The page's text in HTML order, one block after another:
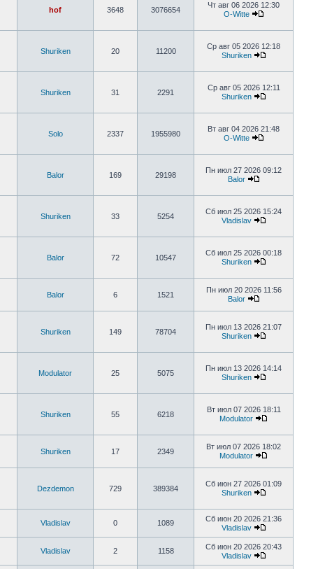
hof 3648 3076654
Чт авг 06 2026 12:30
O-Witte
Shuriken 20 11200
Ср авг 05 2026 12:18
Shuriken
Shuriken 31 2291
Ср авг 05 2026 12:11
Shuriken
Solo 2337 1955980
Вт авг 04 2026 21:48
O-Witte
Balor 169 29198
Пн июл 27 2026 09:12
Balor
Shuriken 33 5254
Сб июл 25 2026 15:24
Vladislav
Balor 72 10547
Сб июл 25 2026 00:18
Shuriken
Balor 6 1521
Пн июл 20 2026 11:56
Balor
Shuriken 149 78704
Пн июл 13 2026 21:07
Shuriken
Modulator 25 5075
Пн июл 13 2026 14:14
Shuriken
Shuriken 55 6218
Вт июл 07 2026 18:11
Modulator
Shuriken 17 2349
Вт июл 07 2026 18:02
Modulator
Dezdemon 729 389384
Сб июн 27 2026 01:09
Shuriken
Vladislav 0 1089
Сб июн 20 2026 21:36
Vladislav
Vladislav 2 1158
Сб июн 20 2026 20:43
Vladislav